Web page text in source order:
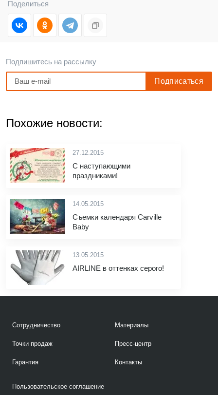
Поделиться
Подпишитесь на рассылку
Похожие новости:
27.12.2015
С наступающими
праздниками!
14.05.2015
Съемки календаря Carville
Baby
13.05.2015
AIRLINE в оттенках серого!
Сотрудничество
Точки продаж
Гарантия
Материалы
Пресс-центр
Контакты
Пользовательское соглашение